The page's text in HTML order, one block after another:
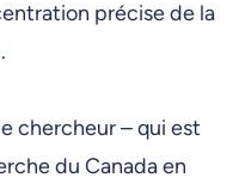
précise de la
chercheur – qui est
du Canada en